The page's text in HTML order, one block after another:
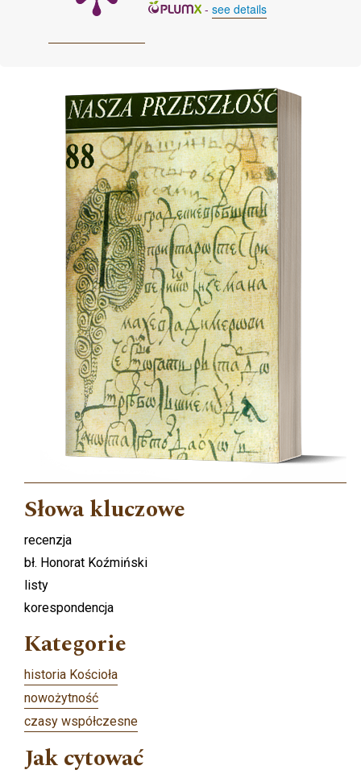
- see details
Słowa kluczowe
recenzja
bł. Honorat Koźmiński
listy
korespondencja
Kategorie
historia Kościoła
nowożytność
czasy współczesne
Jak cytować